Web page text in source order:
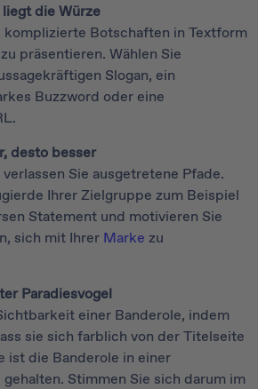
die Würze
komplizierte Botschaften in Textform
präsentieren. Wählen Sie
Slogan, ein
Buzzword oder eine
desto besser
Sie ausgetretene Pfade.
Ihrer Zielgruppe zum Beispiel
Statement und motivieren Sie
sich mit Ihrer Marke zu
Paradiesvogel
einer Banderole, indem
sie sich farblich von der Titelseite
ist die Banderole in einer
Stimmen Sie sich darum im